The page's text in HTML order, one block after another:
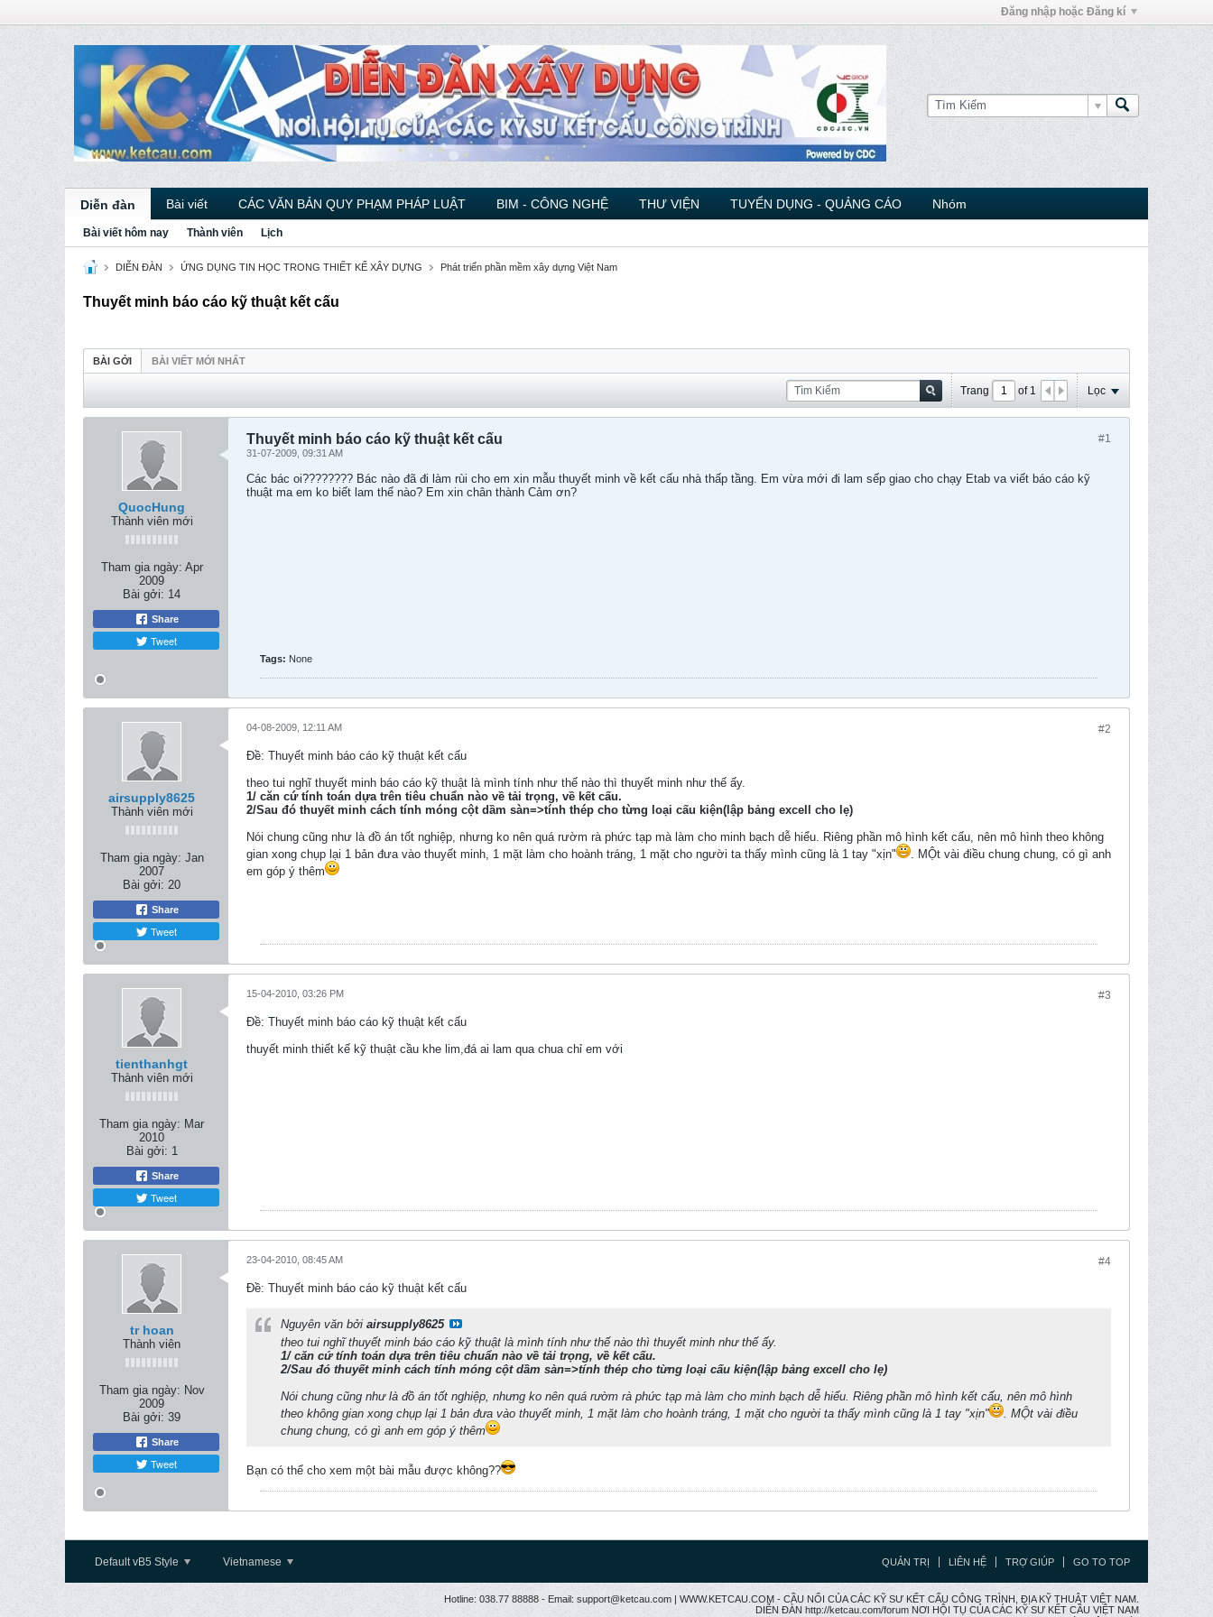
Đăng nhập hoặc Đăng kí
Diễn đàn Bài viết CÁC VĂN BẢN QUY PHẠM PHÁP LUẬT BIM - CÔNG NGHỆ THƯ VIỆN TUYỂN DỤNG - QUẢNG CÁO Nhóm
Bài viết hôm nay Thành viên Lịch
DIỄN ĐÀN ỨNG DỤNG TIN HỌC TRONG THIẾT KẾ XÂY DỰNG Phát triển phần mềm xây dựng Việt Nam
Thuyết minh báo cáo kỹ thuật kết cấu
BÀI GỞI BÀI VIẾT MỚI NHẤT
Trang of 1 Lọc
QuocHung
Thành viên mới
Tham gia ngày: Apr
2009
Bài gởi: 14
Share
Tweet
#1
Thuyết minh báo cáo kỹ thuật kết cấu
31-07-2009, 09:31 AM
Các bác oi???????? Bác nào đã đi làm rùi cho em xin mẫu thuyết minh về kết cấu nhà thấp tầng. Em vừa mới đi lam sếp giao cho chạy Etab va viết báo cáo kỹ
thuật ma em ko biết lam thế nào? Em xin chân thành Cảm ơn?
Tags: None
airsupply8625
Thành viên mới
Tham gia ngày: Jan
2007
Bài gởi: 20
Share
Tweet
#2
04-08-2009, 12:11 AM
Ðề: Thuyết minh báo cáo kỹ thuật kết cấu
theo tui nghĩ thuyết minh báo cáo kỹ thuật là mình tính như thế nào thì thuyết minh như thế ấy.
1/ căn cứ tính toán dựa trên tiêu chuẩn nào về tải trọng, về kết cấu.
2/Sau đó thuyết minh cách tính móng cột dầm sàn=>tính thép cho từng loại cấu kiện(lập bảng excell cho lẹ)
Nói chung cũng như là đồ án tốt nghiệp, nhưng ko nên quá rườm rà phức tạp mà làm cho minh bạch dễ hiểu. Riêng phần mô hình kết cấu, nên mô hình theo không
gian xong chụp lại 1 bản đưa vào thuyết minh, 1 mặt làm cho hoành tráng, 1 mặt cho người ta thấy mình cũng là 1 tay "xịn"
. MỘt vài điều chung chung, có gì anh
em góp ý thêm
tienthanhgt
Thành viên mới
Tham gia ngày: Mar
2010
Bài gởi: 1
Share
Tweet
#3
15-04-2010, 03:26 PM
Ðề: Thuyết minh báo cáo kỹ thuật kết cấu
thuyết minh thiết kế kỹ thuật cầu khe lim,đá ai lam qua chua chỉ em với
tr hoan
Thành viên
Tham gia ngày: Nov
2009
Bài gởi: 39
Share
Tweet
#4
23-04-2010, 08:45 AM
Ðề: Thuyết minh báo cáo kỹ thuật kết cấu
Nguyên văn bởi airsupply8625
theo tui nghĩ thuyết minh báo cáo kỹ thuật là mình tính như thế nào thì thuyết minh như thế ấy.
1/ căn cứ tính toán dựa trên tiêu chuẩn nào về tải trọng, về kết cấu.
2/Sau đó thuyết minh cách tính móng cột dầm sàn=>tính thép cho từng loại cấu kiện(lập bảng excell cho lẹ)
Nói chung cũng như là đồ án tốt nghiệp, nhưng ko nên quá rườm rà phức tạp mà làm cho minh bạch dễ hiểu. Riêng phần mô hình kết cấu, nên mô hình
theo không gian xong chụp lại 1 bản đưa vào thuyết minh, 1 mặt làm cho hoành tráng, 1 mặt cho người ta thấy mình cũng là 1 tay "xịn"
. MỘt vài điều
chung chung, có gì anh em góp ý thêm
Bạn có thể cho xem một bài mẫu được không??
Default vB5 Style Vietnamese QUẢN TRỊ LIÊN HỆ TRỢ GIÚP GO TO TOP
Hotline: 038.77 88888 - Email: support@ketcau.com | WWW.KETCAU.COM - CẦU NỐI CỦA CÁC KỸ SƯ KẾT CẤU CÔNG TRÌNH, ĐỊA KỸ THUẬT VIỆT NAM.
DIỄN ĐÀN http://ketcau.com/forum NƠI HỘI TỤ CỦA CÁC KỸ SƯ KẾT CÂU VIỆT NAM